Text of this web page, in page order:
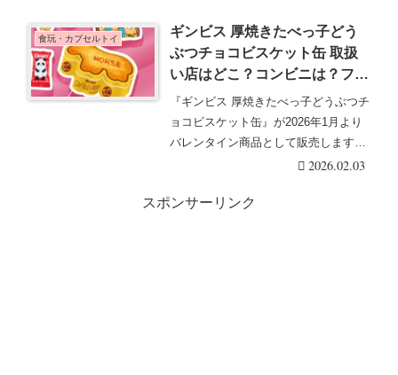
食玩・カプセルトイ
ギンビス 厚焼きたべっ子どう
ぶつチョコビスケット缶 取扱
い店はどこ？コンビニは？ファ
ミマ限定？2026年バレンタイ
ンは馬と猫のビスケット缶が新
登場！
『ギンビス 厚焼きたべっ子どうぶつチ
ョコビスケット缶』が2026年1月より
バレンタイン商品として販売します！
発売前から話・・・続きを読む2026.02.03
スポンサーリンク